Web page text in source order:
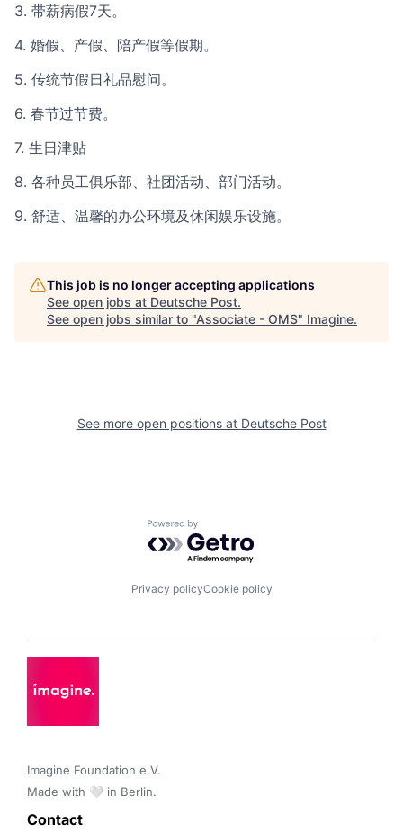
3. 带薪病假7天。
4. 婚假、产假、陪产假等假期。
5. 传统节假日礼品慰问。
6. 春节过节费。
7. 生日津贴
8. 各种员工俱乐部、社团活动、部门活动。
9. 舒适、温馨的办公环境及休闲娱乐设施。
This job is no longer accepting applications
See open jobs at Deutsche Post.
See open jobs similar to "Associate - OMS" Imagine.
See more open positions at Deutsche Post
Powered by Getro.com
Privacy policyCookie policy
Imagine Foundation e.V.
Made with 🤍 in Berlin.
Contact